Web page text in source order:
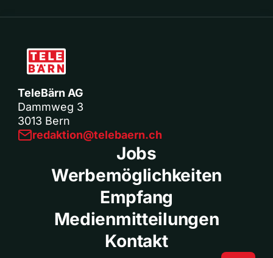
TeleBärn AG
Dammweg 3
3013 Bern
redaktion@telebaern.ch
Jobs
Werbemöglichkeiten
Empfang
Medienmitteilungen
Kontakt